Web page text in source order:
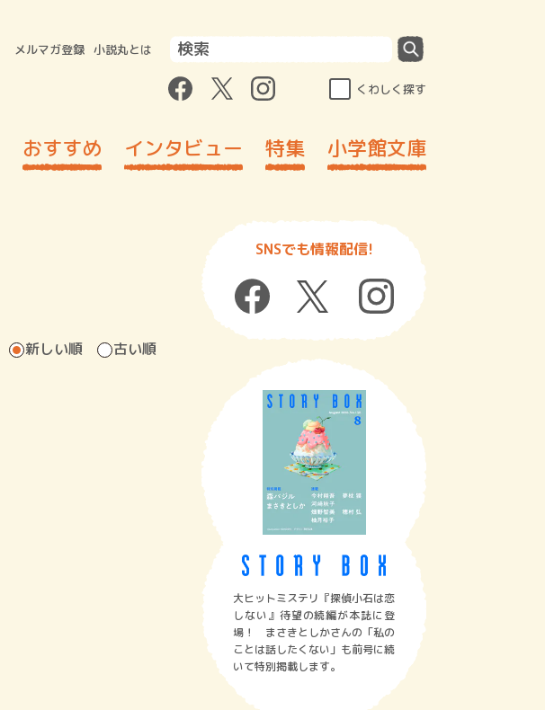
メルマガ登録 小説丸とは
くわしく探す
おすすめ インタビュー 特集 小学館文庫
新しい順 古い順
SNSでも情報配信!
大ヒットミステリ『探偵小石は恋
しない』待望の続編が本誌に登
場！ まさきとしかさんの「私の
ことは話したくない」も前号に続
いて特別掲載します。